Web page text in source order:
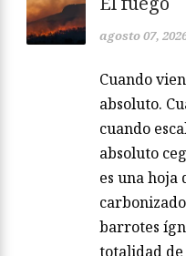
agosto 07,
Cuando
absoluto.
cuando
absoluto
es una hoja
barrotes
totalidad de